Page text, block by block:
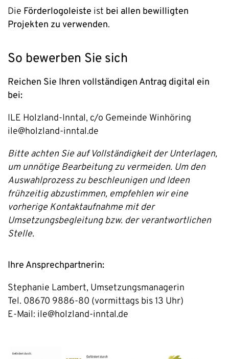
Die Förderlogoleiste ist bei allen bewilligten
Projekten zu verwenden.
So bewerben Sie sich
Reichen Sie Ihren vollständigen Antrag digital ein
bei:
ILE Holzland-Inntal, c/o Gemeinde Winhöring
ile@holzland-inntal.de
Bitte achten Sie auf Vollständigkeit der Unterlagen,
um unnötige Bearbeitung zu vermeiden. Um den
Auswahlprozess zu beschleunigen und Ideen
frühzeitig abzustimmen, empfehlen wir eine
vorherige Kontaktaufnahme mit der
Umsetzungsbegleitung bzw. der verantwortlichen
Stelle.
Ihre Ansprechpartnerin:
Stephanie Lambert, Umsetzungsmanagerin
Tel. 08670 9886-80 (vormittags bis 13 Uhr)
E-Mail: ile@holzland-inntal.de